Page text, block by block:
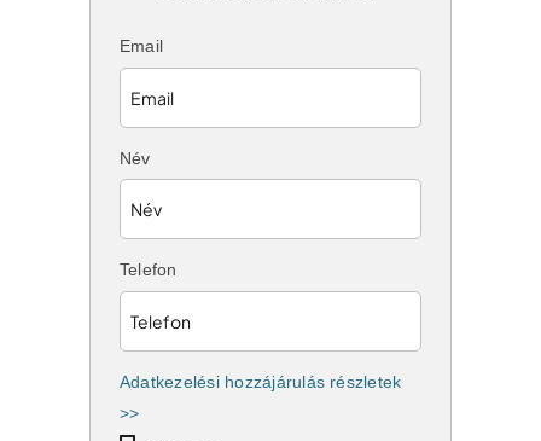
Email
Név
Telefon
Adatkezelési hozzájárulás részletek
>>